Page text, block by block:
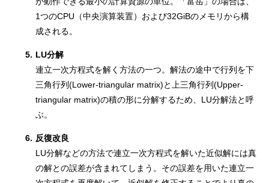
1つのCPU（中央演算装置）および32GiBのメモリから構
成される。
5. LU分解
連立一次方程式を解く方法の一つ。解法の途中で行列を下
三角行列(Lower-triangular matrix)と上三角行列(Upper-
triangular matrix)の積の形に分解するため、LU分解法と呼
ぶ。
6. 反復改良
LU分解などの方法で連立一次方程式を解いた近似解には真
の解との誤差が含まれてしまう。その誤差を用いた連立一